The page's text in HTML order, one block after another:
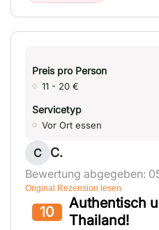
Preis pro Person
11 - 20 €
Servicetyp
Vor Ort essen
C C.
Bewertung abgegeben:
Original Rezension lesen
10
Authentisch
Thailand!